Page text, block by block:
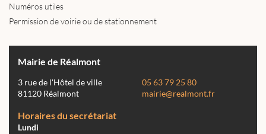
Numéros utiles
Permission de voirie ou de stationnement
Mairie de Réalmont
3 rue de l'Hôtel de ville
81120 Réalmont
05 63 79 25 80
mairie@realmont.fr
Horaires du secrétariat
Lundi